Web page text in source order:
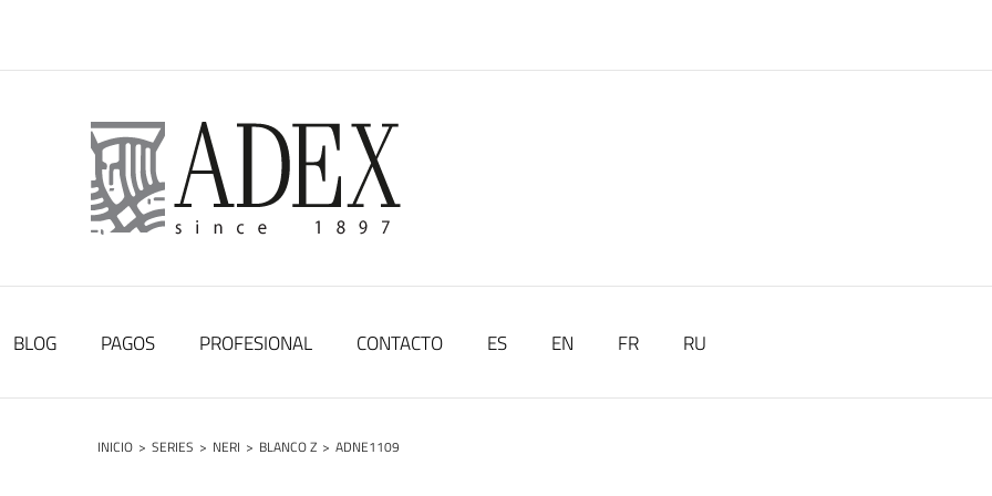
BLOG PAGOS PROFESIONAL CONTACTO ES EN FR RU
INICIO > SERIES > NERI > BLANCO Z > ADNE1109